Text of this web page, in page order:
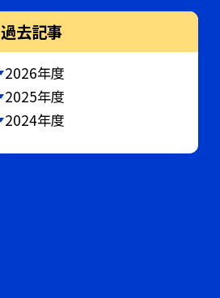
過去記事
2026年度
2025年度
2024年度